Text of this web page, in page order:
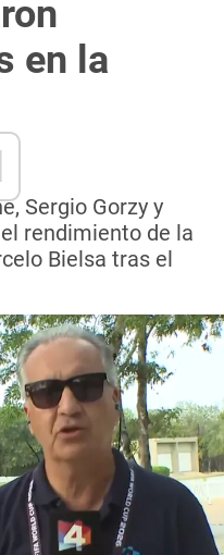
en la
Sergio Gorzy y
rendimiento de la
Bielsa tras el